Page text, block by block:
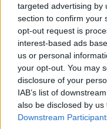
targeted advertising by
section to confirm your
opt-out request is
interest-based ads
us or personal
your opt-out. You may
disclosure of your
IAB’s list of
also be disclosed by
Downstream
richiesta dei
possibile
FAQ@cybernauta.
Pronuncia dei
Un dettaglio
pronuncia del